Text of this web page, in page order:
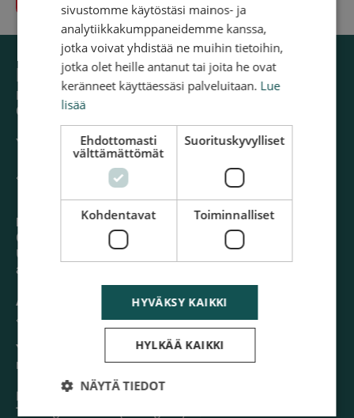
REDGO Finland Oy
Läkkisepäntie 23
00620 Helsinki
Y-tunnus: 0573845-0​
🔗 Katso kaikki yhteystiedot
Hinaus- ja tiepalvelut 24h
09 374 77 113 (24h/vrk)
Ulkomailta: +358 9 374 77 113
assistance@redgo.fi
Asiakaspalvelu (tieturva, yleiset kysymykset)
🔗
Ota yhteyttä
Yritysmyynti
myynti@redgo.fi
Palvelut yrityksille
Towing Services (in English)
sivustomme käytöstäsi mainos- ja
analytiikkakumppaneidemme kanssa,
jotka voivat yhdistää ne muihin tietoihin,
jotka olet heille antanut tai joita he ovat
keränneet käyttäessäsi palveluitaan. Lue
lisää
Ehdottomasti
välttämättömät
Suorituskyvylliset
Kohdentavat Toiminnalliset
HYVÄKSY KAIKKI
HYLKÄÄ KAIKKI
NÄYTÄ TIEDOT